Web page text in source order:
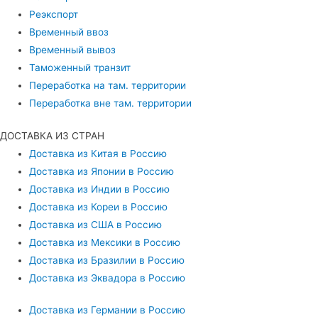
Реэкспорт
Временный ввоз
Временный вывоз
Таможенный транзит
Переработка на там. территории
Переработка вне там. территории
ДОСТАВКА ИЗ СТРАН
Доставка из Китая в Россию
Доставка из Японии в Россию
Доставка из Индии в Россию
Доставка из Кореи в Россию
Доставка из США в Россию
Доставка из Мексики в Россию
Доставка из Бразилии в Россию
Доставка из Эквадора в Россию
Доставка из Германии в Россию